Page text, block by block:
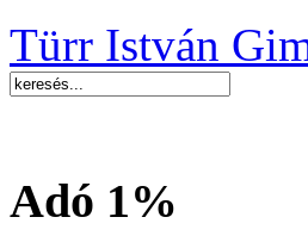
Türr István
Adó 1%